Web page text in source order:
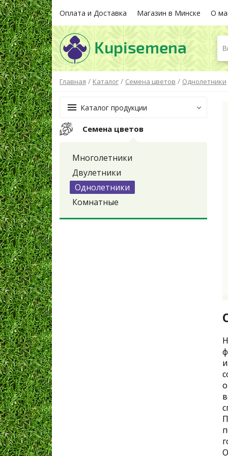
Оплата и Доставка Магазин в Минске О
Главная / Каталог / Семена цветов / Однолетники
Каталог продукции
Семена цветов
Многолетники
Двулетники
Однолетники
Комнатные